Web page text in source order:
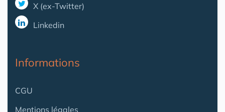
X (ex-Twitter)
Linkedin
Informations
CGU
Mentions légales